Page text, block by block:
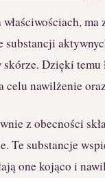
ma
Dzięki temu
celu nawilżenie
z obecności
Te substancje
one kojąco i